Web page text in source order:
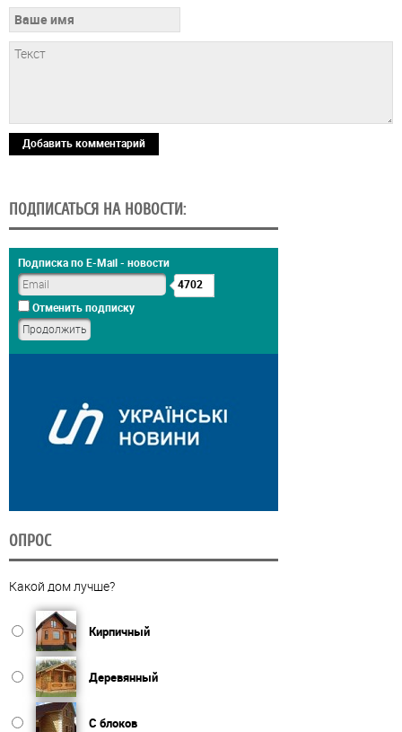
Добавить комментарий
ПОДПИСАТЬСЯ НА НОВОСТИ:
Подписка по E-Mail - новости
4702
Отменить подписку
ОПРОС
Какой дом лучше?
Кирпичный
Деревянный
С блоков